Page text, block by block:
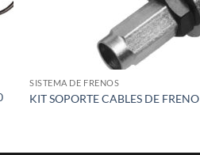
SISTEMA DE FRENOS
KIT SOPORTE CABLES DE FRENO